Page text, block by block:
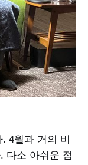
4월과 거의 비
다소 아쉬운 점